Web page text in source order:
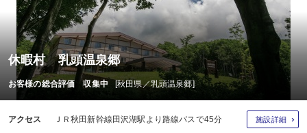
休暇村 乳頭温泉郷
お客様の総合評価 収集中 [秋田県／乳頭温泉郷]
アクセス ＪＲ秋田新幹線田沢湖駅より路線バスで45分 施設詳細